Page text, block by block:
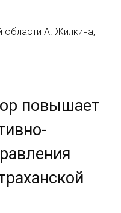
области А. Жилкина,
повышает